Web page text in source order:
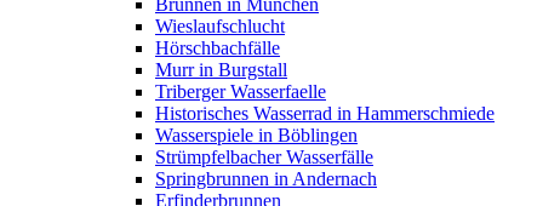
Brunnen in München
Wieslaufschlucht
Hörschbachfälle
Murr in Burgstall
Triberger Wasserfaelle
Historisches Wasserrad in Hammerschmiede
Wasserspiele in Böblingen
Strümpfelbacher Wasserfälle
Springbrunnen in Andernach
Erfinderbrunnen